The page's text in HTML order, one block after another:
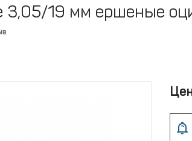
3,05/19 мм ершеные